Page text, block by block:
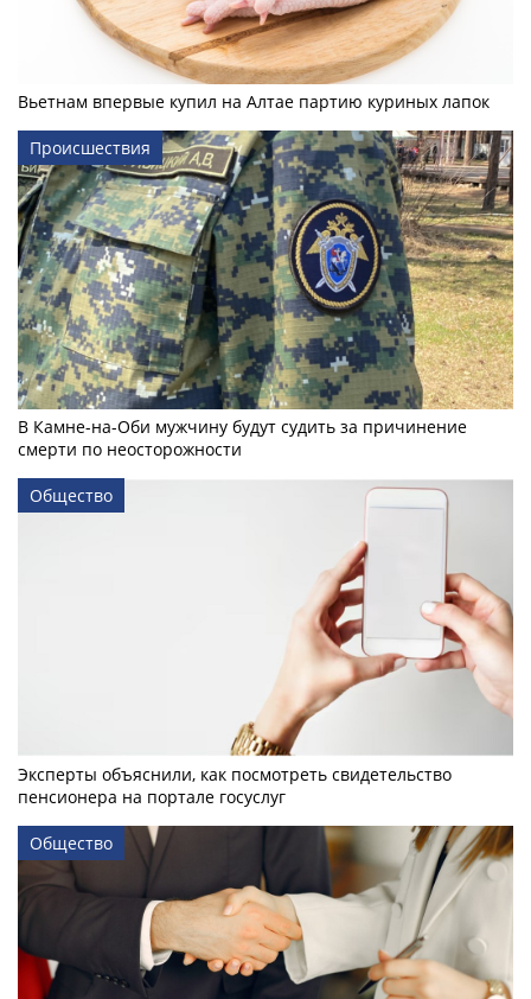
Вьетнам впервые купил на Алтае партию куриных лапок
Происшествия
В Камне-на-Оби мужчину будут судить за причинение
смерти по неосторожности
Общество
Эксперты объяснили, как посмотреть свидетельство
пенсионера на портале госуслуг
Общество